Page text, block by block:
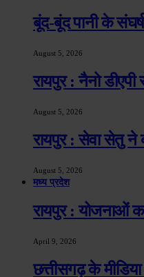
बूंद-बूंद पानी के
August 5, 2026
रायपुर : नैनो
August 5, 2026
रायपुर : सेवा सेतु ने
August 5, 2026
मध्य प्रदेश
रायपुर : योजनाओं
April 9, 2026
छत्तीसगढ़ के